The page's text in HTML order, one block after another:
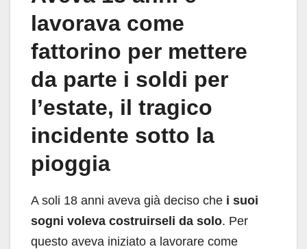
lavorava come
fattorino per mettere
da parte i soldi per
l’estate, il tragico
incidente sotto la
pioggia
A soli 18 anni aveva già deciso che i suoi
sogni voleva costruirseli da solo. Per
questo aveva iniziato a lavorare come